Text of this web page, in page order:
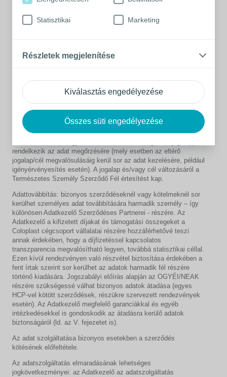
Kiválasztás engedélyezése
Összes süti engedélyezése
Statisztikai Marketing
Részletek megjelenítése
költségelszámolásra és költségtérítésre. Adatkezelő ezzel
Az adatkezelés jogalapja a szerződés létrehozása, teljesítése és
Az adatkezelés időtartama: az adatokat az Adatkezelő a cél
eléréséhez szükséges lehető legrövidebb ideig kezeli, de nem
tovább, mint az általános elévülési idő, mely a szerződés
megszűnésétől számított 5 (öt) év letelte kivéve, ha jogszabály
az adat hosszabb időn keresztül történő megőrzését írja elő
(mely esetben a kötelező megőrzési idő lejártáig kerül sor az
rendelkezik az adat megőrzésére (mely esetben az eltérő
jogalap/cél megvalósulásáig kerül sor az adat kezelésére, például
igényérvényesítés esetén). A jogalap és/vagy cél változásáról a
Természetes Személy Szerződő Fél értesítést kap.
Adattovábbítás: bizonyos szerződéseknél vagy kötelmeknél sor
kerülhet személyes adat továbbítására harmadik személy – így
különösen Adatkezelő Szerződéses Partnerei - részére. Az
Adatkezelő a kifizetett díjakat és támogatási összegeket a
Coloplast cégcsoport vállalatai részére hozzáférhetővé teszi
annak érdekében, hogy a díjfizetéssel kapcsolatos
transzparencia megvalósítható legyen, továbbá statisztikai céllal.
Ezen kívül rendezvényen való részvétel biztosítása érdekében a
fent írtak szerint sor kerülhet az adatok harmadik fél részére
történő kiadására. Jogszabályi előírás alapján az OGYÉI/NEAK
részére szükségessé válhat bizonyos adatok átadása (egyes
HCP-vel kötött szerződések, részükre szervezett rendezvények
esetén). Az Adatkezelő megfelelő garanciákkal és egyéb
intézkedésekkel is gondoskodik az átadásra kerülő adatok
biztonságáról (ld. az V. fejezetet is).
Az adat szolgáltatása bizonyos esetekben a szerződés
kötésének előfeltétele.
Az adatszolgáltatás elmaradásának lehetséges
jogkövetkezményei: az Adatkezelő az adatszolgáltatás